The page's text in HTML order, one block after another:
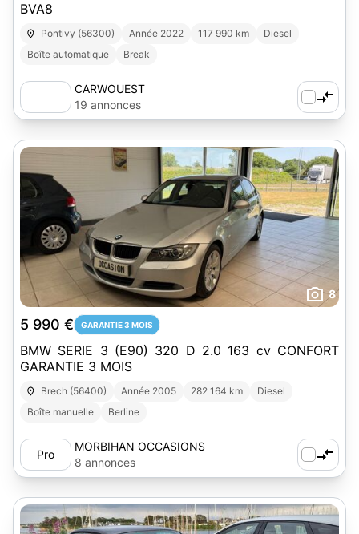
BVA8
Pontivy (56300) Année 2022 117 990 km
Diesel
Boîte automatique
Break
CARWOUEST
19 annonces
8
5 990 € GARANTIE 3 MOIS
BMW SERIE 3 (E90) 320 D 2.0 163 cv CONFORT
GARANTIE 3 MOIS
Brech (56400) Année 2005 282 164 km
Diesel
Boîte manuelle
Berline
Pro
MORBIHAN OCCASIONS
AUTOMOBILES
8 annonces